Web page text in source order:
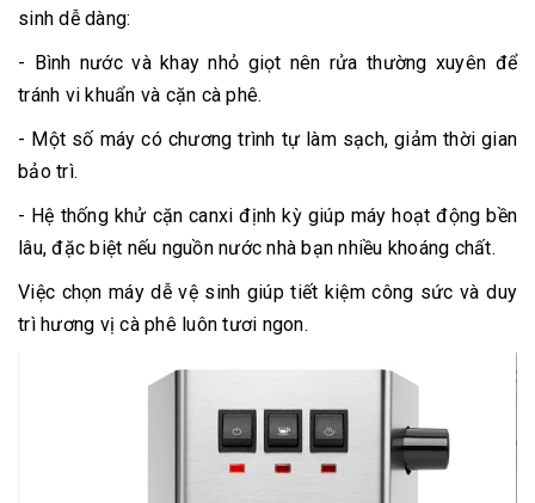
sinh dễ dàng:
- Bình nước và khay nhỏ giọt nên rửa thường xuyên để
tránh vi khuẩn và cặn cà phê.
- Một số máy có chương trình tự làm sạch, giảm thời gian
bảo trì.
- Hệ thống khử cặn canxi định kỳ giúp máy hoạt động bền
lâu, đặc biệt nếu nguồn nước nhà bạn nhiều khoáng chất.
Việc chọn máy dễ vệ sinh giúp tiết kiệm công sức và duy
trì hương vị cà phê luôn tươi ngon.